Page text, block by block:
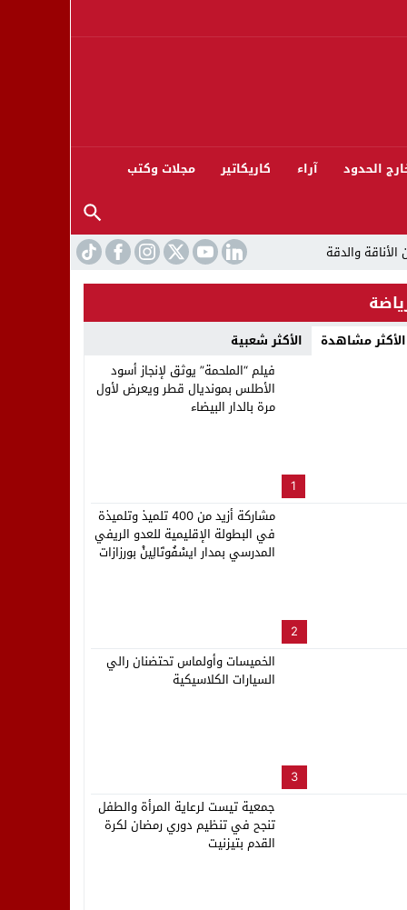
الحدود آراء كاريكاتير مجلات وكتب
بنزاهة النهائي
الأكثر مشاهدة الأكثر شعبية
1
فيلم “الملحمة” يوثق لإنجاز أسود
الأطلس بمونديال قطر ويعرض لأول
مرة بالدار البيضاء
2
مشاركة أزيد من 400 تلميذ وتلميذة
في البطولة الإقليمية للعدو الريفي
المدرسي بمدار ايسْفُوتَالِينْ بورزازات
3
الخميسات وأولماس تحتضنان رالي
السيارات الكلاسيكية
جمعية تيست لرعاية المرأة والطفل
تنجح في تنظيم دوري رمضان لكرة
القدم بتيزنيت